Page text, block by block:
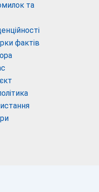
та
фактів